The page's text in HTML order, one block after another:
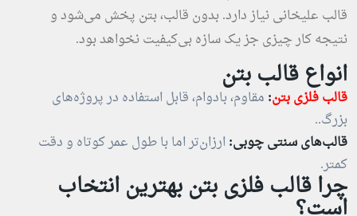
قالب علیخانی نیاز دارد. بدون قالب، بتن پخش می‌شود و
نتیجه کار چیزی جز یک سازه بی‌کیفیت نخواهد بود.
انواع قالب بتن
قالب فلزی بتن: مقاوم، بادوام، قابل استفاده در پروژه‌های
بزرگ..
قالب‌های سنتی چوبی: ارزان‌تر اما با طول عمر کوتاه و دقت
کمتر.
چرا قالب فلزی بتن بهترین انتخاب